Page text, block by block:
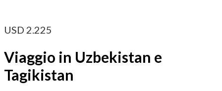
USD 2.225
Viaggio in Uzbekistan e
Tagikistan